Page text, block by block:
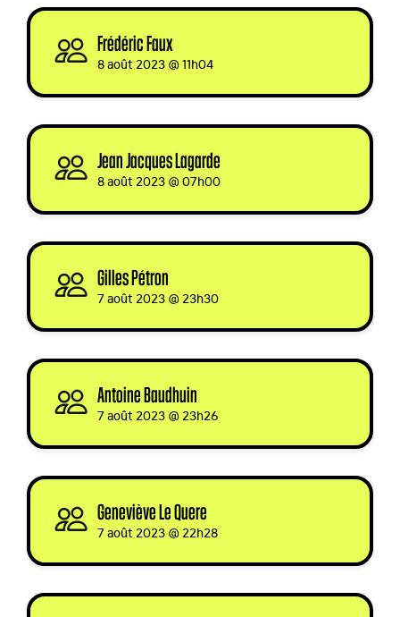
Frédéric Faux
8 août 2023 @ 11h04
Jean Jacques Lagarde
8 août 2023 @ 07h00
Gilles Pétron
7 août 2023 @ 23h30
Antoine Baudhuin
7 août 2023 @ 23h26
Geneviève Le Quere
7 août 2023 @ 22h28